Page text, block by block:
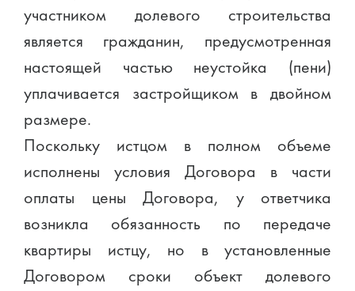
участником долевого строительства
является гражданин, предусмотренная
настоящей частью неустойка (пени)
уплачивается застройщиком в двойном
размере.
Поскольку истцом в полном объеме
исполнены условия Договора в части
оплаты цены Договора, у ответчика
возникла обязанность по передаче
квартиры истцу, но в установленные
Договором сроки объект долевого